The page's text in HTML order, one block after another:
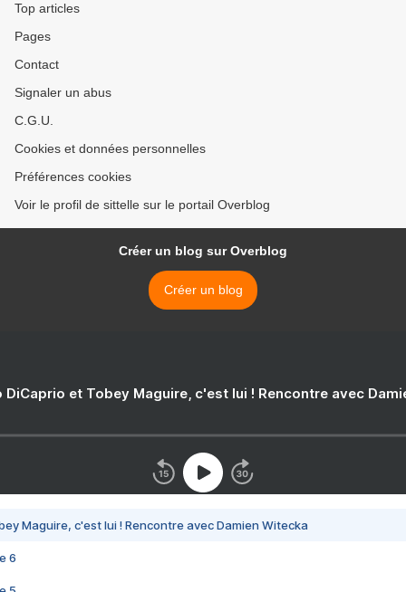
Top articles
Pages
Contact
Signaler un abus
C.G.U.
Cookies et données personnelles
Préférences cookies
Voir le profil de sittelle sur le portail Overblog
Créer un blog sur Overblog
Créer un blog
DiCaprio et Tobey Maguire, c'est lui ! Rencontre avec
Maguire, c'est lui ! Rencontre avec Damien Witecka
6